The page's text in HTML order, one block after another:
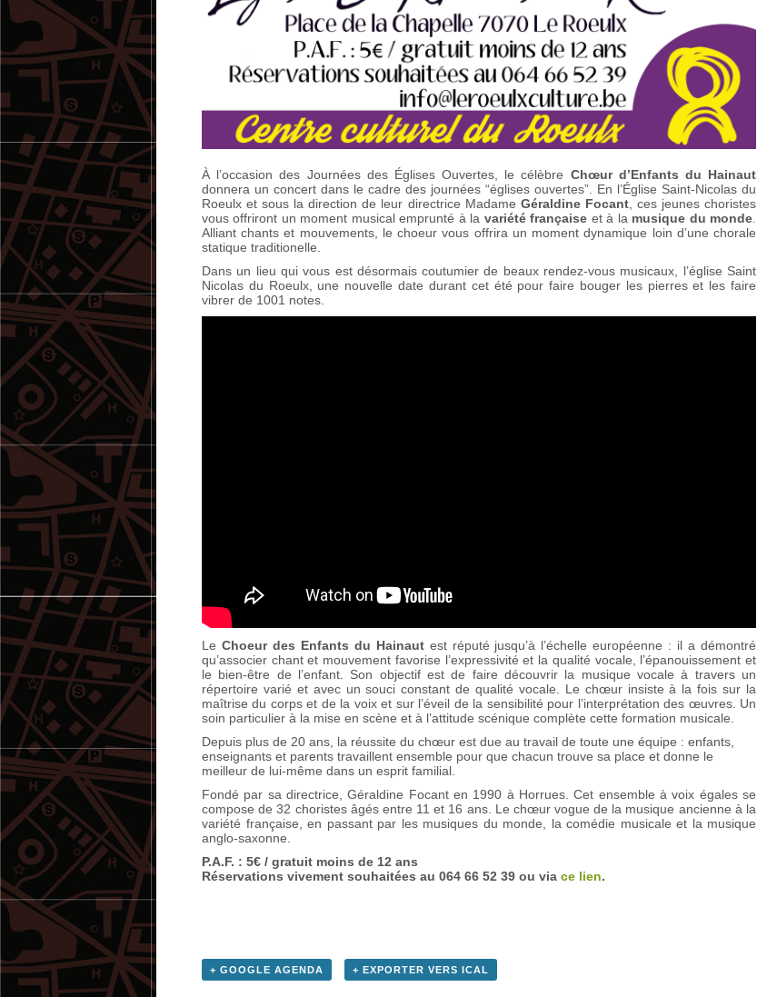
À l’occasion des Journées des Églises Ouvertes, le célèbre Chœur d’Enfants du Hainaut
donnera un concert dans le cadre des journées “églises ouvertes”. En l’Église Saint-Nicolas du
Roeulx et sous la direction de leur directrice Madame Géraldine Focant, ces jeunes choristes
vous offriront un moment musical emprunté à la variété française et à la musique du monde.
Alliant chants et mouvements, le choeur vous offrira un moment dynamique loin d’une chorale
statique traditionelle.
Dans un lieu qui vous est désormais coutumier de beaux rendez-vous musicaux, l’église Saint
Nicolas du Roeulx, une nouvelle date durant cet été pour faire bouger les pierres et les faire
vibrer de 1001 notes.
Le Choeur des Enfants du Hainautest réputé jusqu’à l’échelle européenne : il a démontré
qu’associer chant et mouvement favorise l’expressivité et la qualité vocale, l’épanouissement et
le bien-être de l’enfant. Son objectif est de faire découvrir la musique vocale à travers un
répertoire varié et avec un souci constant de qualité vocale. Le chœur insiste à la fois sur la
maîtrise du corps et de la voix et sur l’éveil de la sensibilité pour l’interprétation des œuvres. Un
soin particulier à la mise en scène et à l’attitude scénique complète cette formation musicale.
Depuis plus de 20 ans, la réussite du chœur est due au travail de toute une équipe : enfants,
enseignants et parents travaillent ensemble pour que chacun trouve sa place et donne le
meilleur de lui-même dans un esprit familial.
Fondé par sa directrice, Géraldine Focant en 1990 à Horrues. Cet ensemble à voix égales se
compose de 32 choristes âgés entre 11 et 16 ans. Le chœur vogue de la musique ancienne à la
variété française, en passant par les musiques du monde, la comédie musicale et la musique
anglo-saxonne.
P.A.F. : 5€ / gratuit moins de 12 ans
Réservations vivement souhaitées au 064 66 52 39 ou via ce lien.
+ GOOGLE AGENDA + EXPORTER VERS ICAL